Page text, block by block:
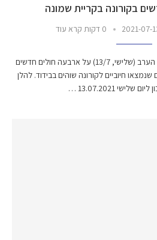
בקורונה בקריית שמונה
2021-07- 0 דקות קרא עוד
מדובר העירייה דורון שנפר נמסר הערב (שלישי, 13/7) על ארבעה חולים חדשים
חיוביים לקורונה שוהים בבידוד. להלן
13.07.2021 …